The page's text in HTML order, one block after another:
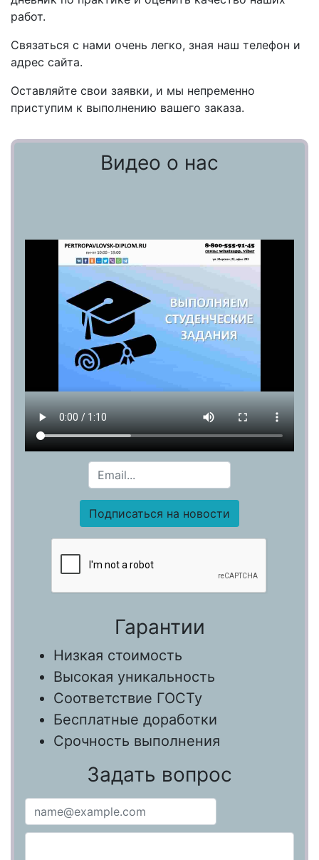
работ.
Связаться с нами очень легко, зная наш телефон и
адрес сайта.
Оставляйте свои заявки, и мы непременно
приступим к выполнению вашего заказа.
Видео о нас
Гарантии
Низкая стоимость
Высокая уникальность
Соответствие ГОСТу
Бесплатные доработки
Срочность выполнения
Задать вопрос